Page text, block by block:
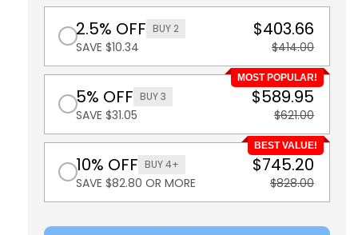
2.5% OFF BUY 2
SAVE $10.34
$403.66
$414.00
MOST POPULAR!
5% OFF BUY 3
SAVE $31.05
$589.95
$621.00
BEST VALUE!
10% OFF BUY 4+
SAVE $82.80 OR MORE
$745.20
$828.00